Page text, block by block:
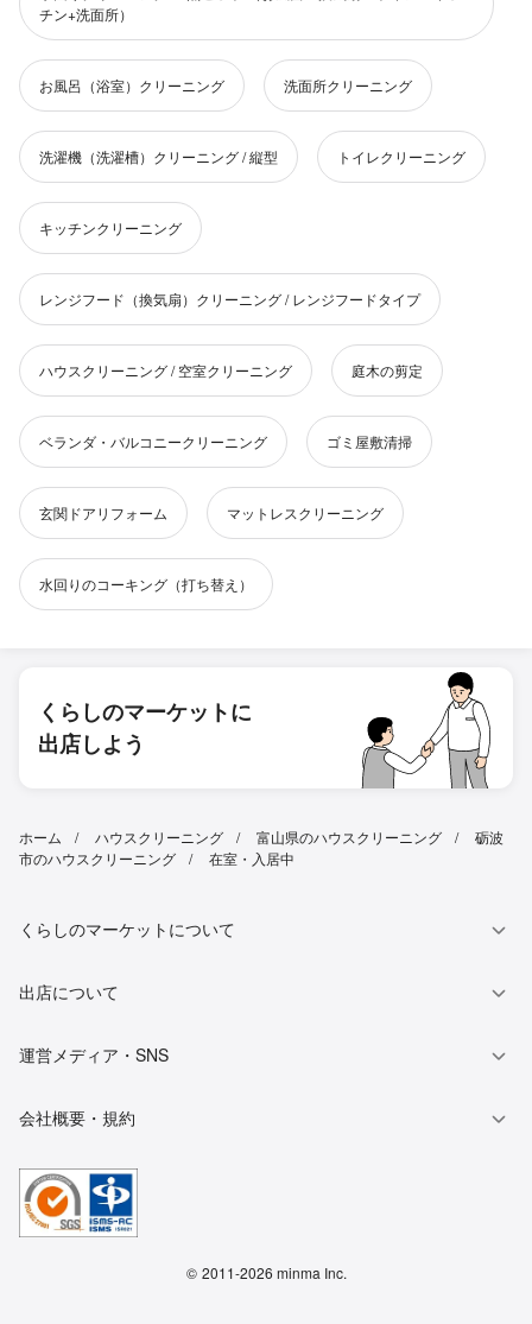
チン+洗面所）
お風呂（浴室）クリーニング 洗面所クリーニング
洗濯機（洗濯槽）クリーニング / 縦型 トイレクリーニング
キッチンクリーニング
レンジフード（換気扇）クリーニング / レンジフードタイプ
ハウスクリーニング / 空室クリーニング 庭木の剪定
ベランダ・バルコニークリーニング ゴミ屋敷清掃
玄関ドアリフォーム マットレスクリーニング
水回りのコーキング（打ち替え）
くらしのマーケットに
出店しよう
ホーム ハウスクリーニング 富山県のハウスクリーニング
砺波
市のハウスクリーニング
在室・入居中
くらしのマーケットについて
出店について
運営メディア・SNS
会社概要・規約
© 2011-2026 minma Inc.